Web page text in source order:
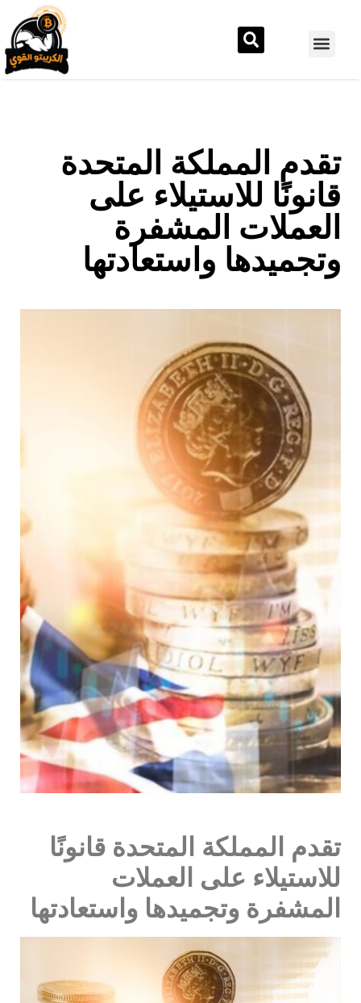
تقدم المملكة المتحدة
قانونًا للاستيلاء على
العملات المشفرة
وتجميدها واستعادتها
تقدم المملكة المتحدة قانونًا
للاستيلاء على العملات
المشفرة وتجميدها واستعادتها